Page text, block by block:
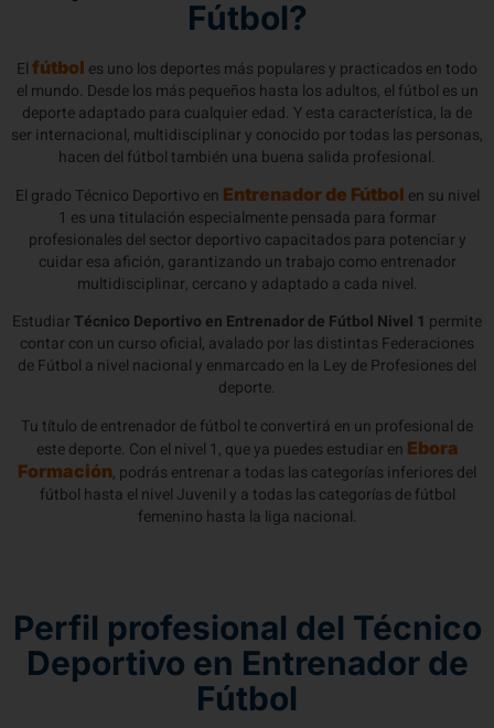
Fútbol?
El fútbol es uno los deportes más populares y practicados en todo
el mundo. Desde los más pequeños hasta los adultos, el fútbol es un
deporte adaptado para cualquier edad. Y esta característica, la de
ser internacional, multidisciplinar y conocido por todas las personas,
hacen del fútbol también una buena salida profesional.
El grado Técnico Deportivo en Entrenador de Fútbol en su nivel
1 es una titulación especialmente pensada para formar
profesionales del sector deportivo capacitados para potenciar y
cuidar esa afición, garantizando un trabajo como entrenador
multidisciplinar, cercano y adaptado a cada nivel.
EstudiarTécnico Deportivo en Entrenador de Fútbol Nivel 1 permite
contar con un curso oficial, avalado por las distintas Federaciones
de Fútbol a nivel nacional y enmarcado en la Ley de Profesiones del
deporte.
Tu título de entrenador de fútbol te convertirá en un profesional de
este deporte. Con el nivel 1, que ya puedes estudiar en Ebora
Formación, podrás entrenar a todas las categorías inferiores del
fútbol hasta el nivel Juvenil y a todas las categorías de fútbol
femenino hasta la liga nacional.
Perfil profesional del Técnico
Deportivo en Entrenador de
Fútbol